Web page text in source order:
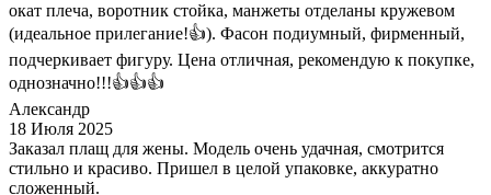
окат плеча, воротник стойка, манжеты отделаны кружевом
(идеальное прилегание!👍). Фасон подиумный, фирменный,
подчеркивает фигуру. Цена отличная, рекомендую к покупке,
однозначно!!!👍👍👍
Александр
18 Июля 2025
Заказал плащ для жены. Модель очень удачная, смотрится
стильно и красиво. Пришел в целой упаковке, аккуратно
сложенный.